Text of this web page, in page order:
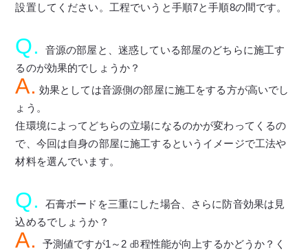
設置してください。工程でいうと手順7と手順8の間です。
Q.
音源の部屋と、迷惑している部屋のどちらに施工す
るのが効果的でしょうか？
A. 効果としては音源側の部屋に施工をする方が高いでし
ょう。
住環境によってどちらの立場になるのかが変わってくるの
で、今回は自身の部屋に施工するというイメージで工法や
材料を選んでいます。
Q.
石膏ボードを三重にした場合、さらに防音効果は見
込めるでしょうか？
A.
予測値ですが1～2 ㏈程性能が向上するかどうか？く